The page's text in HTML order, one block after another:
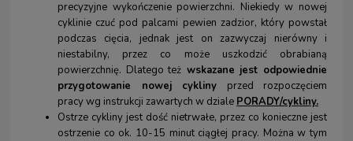
precyzyjne wykończenie powierzchni. Niekiedy w nowej
cyklinie czuć pod palcami pewien zadzior, który powstał
podczas cięcia, jednak jest on zazwyczaj nierówny i
niestabilny, przez co może uszkodzić obrabianą
powierzchnię. Dlatego też wskazane jest odpowiednie
przygotowanie nowej cykliny przed rozpoczęciem
pracy wg instrukcji zawartych w dziale PORADY/cykliny.
Ostrze cykliny jest dość nietrwałe, przez co konieczne jest
ostrzenie co ok. 10-15 minut ciągłej pracy. Można w tym